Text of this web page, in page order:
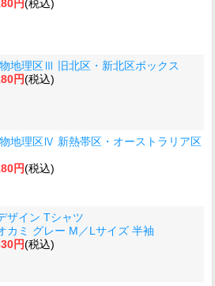
円(税込)
地理区Ⅲ 旧北区・新北区ボックス
円(税込)
地理区Ⅳ 新熱帯区・オーストラリア区
円(税込)
ザイン Tシャツ
カミ グレー M／Lサイズ 半袖
円(税込)